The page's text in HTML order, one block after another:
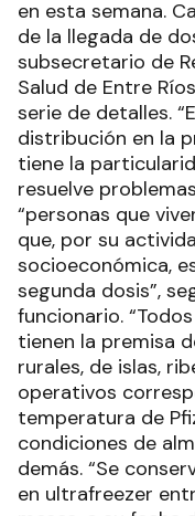
en esta semana.
de la llegada de
subsecretario de
Salud de Entre
serie de detalles.
distribución en la
tiene la
resuelve
“personas que
que, por su
socioeconómica,
segunda dosis”,
funcionario.
tienen la premisa
rurales, de islas,
operativos
temperatura de
condiciones de
demás. “Se
en ultrafreezer